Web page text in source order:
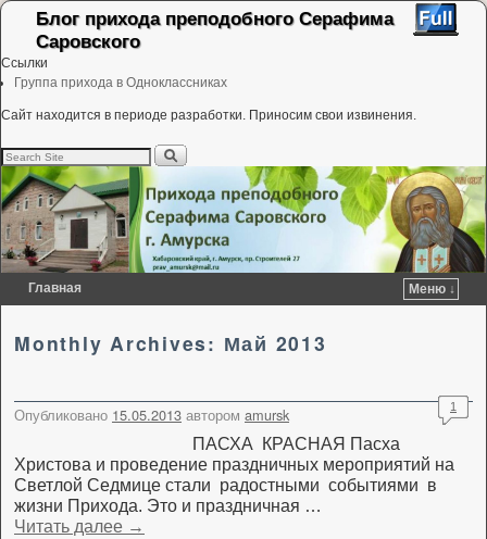
Блог прихода преподобного Серафима
Саровского
Ссылки
Группа прихода в Одноклассниках
Сайт находится в периоде разработки. Приносим свои извинения.
Главная
Меню ↓
Monthly Archives: Май 2013
Опубликовано 15.05.2013 автором amursk 1
ПАСХА КРАСНАЯ Пасха
Христова и проведение праздничных мероприятий на
Светлой Седмице стали радостными событиями в
жизни Прихода. Это и праздничная …
Читать далее →